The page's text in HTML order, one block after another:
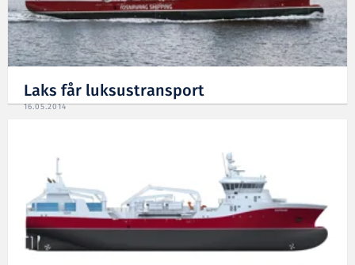
Laks får luksustransport
16.05.2014